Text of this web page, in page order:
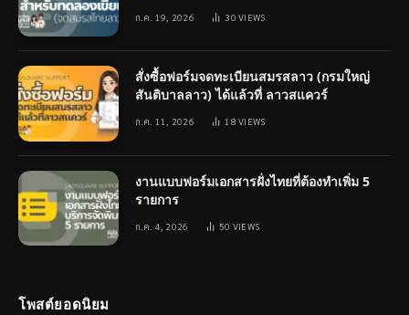
ก.ค. 19, 2026 30VIEWS
สั่งซื้อฟอร์มจดทะเบียนสมรสลาว (กรมใหญ่
สันติบาลลาว) ได้แล้วที่ ลาวสแควร์
ก.ค. 11, 2026 18VIEWS
งานแบบฟอร์มเอกสารฝั่งไทยที่ต้องทำเพิ่ม 5
รายการ
ก.ค. 4, 2026 50 VIEWS
โพสต์ยอดนิยม